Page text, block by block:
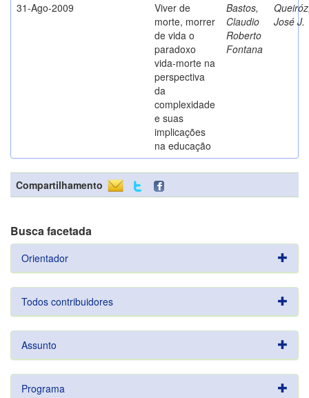
31-Ago-2009
Viver de
morte, morrer
de vida o
paradoxo
vida-morte na
perspectiva
da
complexidade
e suas
implicações
na educação
Bastos,
Claudio
Roberto
Fontana
José J.
Compartilhamento
Busca facetada
Orientador
Todos contribuidores
Assunto
Programa